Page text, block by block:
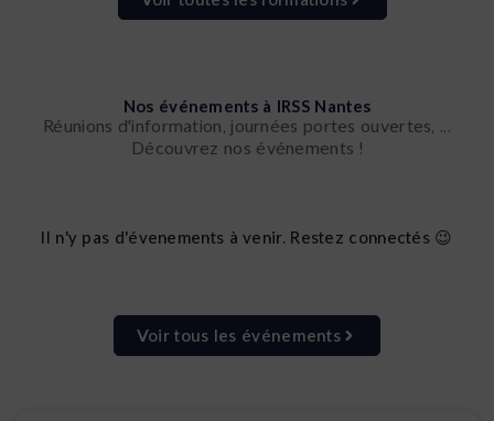
Nos événements à IRSS Nantes
Réunions d'information, journées portes ouvertes, ...
Découvrez nos événements !
Il n'y pas d'évenements à venir. Restez connectés 😉
Voir tous les événements